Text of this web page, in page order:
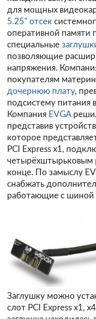
для мощных
5.25" отсек
оперативной памяти
специальные
позволяющие
напряжения.
покупателям
дочернюю плату,
подсистему питания
Компания EVGA
представив
которое
PCI Express x1,
четырёхштырьковым
конце. По замыслу
снабжать
работающие с шиной
Заглушку можно
слот PCI Express x1,